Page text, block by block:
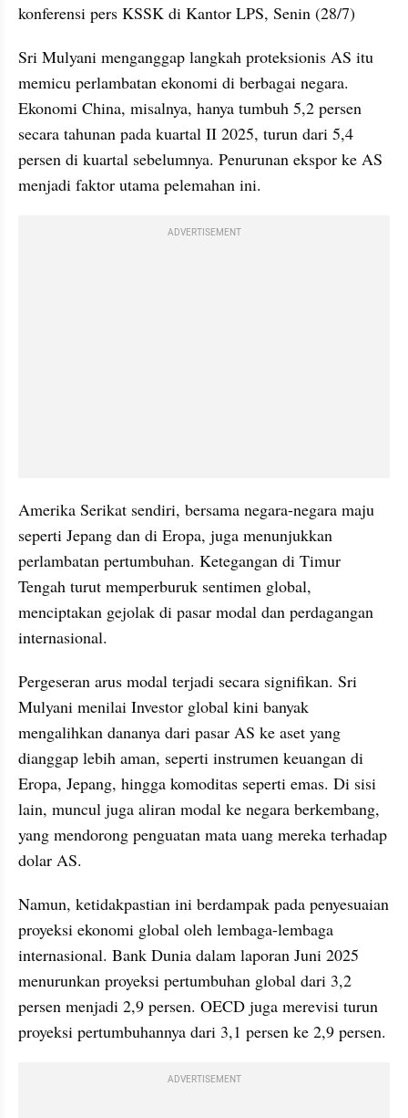
konferensi pers KSSK di Kantor LPS, Senin (28/7)
Sri Mulyani menganggap langkah proteksionis AS itu
memicu perlambatan ekonomi di berbagai negara.
Ekonomi China, misalnya, hanya tumbuh 5,2 persen
secara tahunan pada kuartal II 2025, turun dari 5,4
persen di kuartal sebelumnya. Penurunan ekspor ke AS
menjadi faktor utama pelemahan ini.
ADVERTISEMENT
Amerika Serikat sendiri, bersama negara-negara maju
seperti Jepang dan di Eropa, juga menunjukkan
perlambatan pertumbuhan. Ketegangan di Timur
Tengah turut memperburuk sentimen global,
menciptakan gejolak di pasar modal dan perdagangan
internasional.
Pergeseran arus modal terjadi secara signifikan. Sri
Mulyani menilai Investor global kini banyak
mengalihkan dananya dari pasar AS ke aset yang
dianggap lebih aman, seperti instrumen keuangan di
Eropa, Jepang, hingga komoditas seperti emas. Di sisi
lain, muncul juga aliran modal ke negara berkembang,
yang mendorong penguatan mata uang mereka terhadap
dolar AS.
Namun, ketidakpastian ini berdampak pada penyesuaian
proyeksi ekonomi global oleh lembaga-lembaga
internasional. Bank Dunia dalam laporan Juni 2025
menurunkan proyeksi pertumbuhan global dari 3,2
persen menjadi 2,9 persen. OECD juga merevisi turun
proyeksi pertumbuhannya dari 3,1 persen ke 2,9 persen.
ADVERTISEMENT